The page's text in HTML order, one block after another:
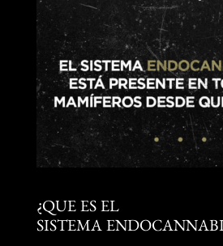
¿QUE ES EL
SISTEMA